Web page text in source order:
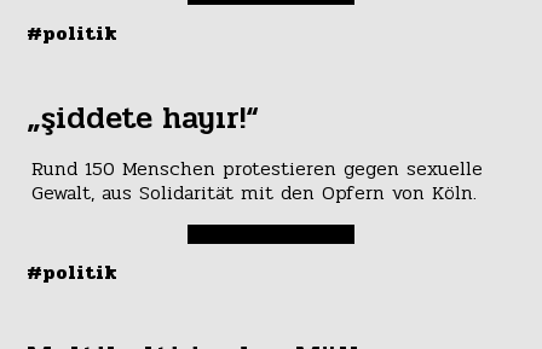
#politik
„şiddete hayır!“
Rund 150 Menschen protestieren gegen sexuelle
Gewalt, aus Solidarität mit den Opfern von Köln.
#politik